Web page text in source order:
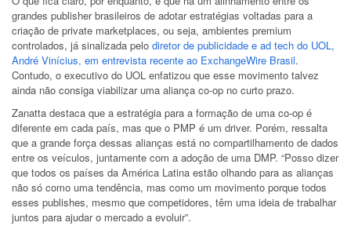
grandes publisher brasileiros de adotar estratégias voltadas para a
criação de private marketplaces, ou seja, ambientes premium
controlados, já sinalizada pelo diretor de publicidade e ad tech do UOL,
André Vinícius, em entrevista recente ao ExchangeWire Brasil.
Contudo, o executivo do UOL enfatizou que esse movimento talvez
ainda não consiga viabilizar uma aliança co-op no curto prazo.
Zanatta destaca que a estratégia para a formação de uma co-op é
diferente em cada país, mas que o PMP é um driver. Porém, ressalta
que a grande força dessas alianças está no compartilhamento de dados
entre os veículos, juntamente com a adoção de uma DMP. “Posso dizer
que todos os países da América Latina estão olhando para as alianças
não só como uma tendência, mas como um movimento porque todos
esses publishes, mesmo que competidores, têm uma ideia de trabalhar
juntos para ajudar o mercado a evoluir”.